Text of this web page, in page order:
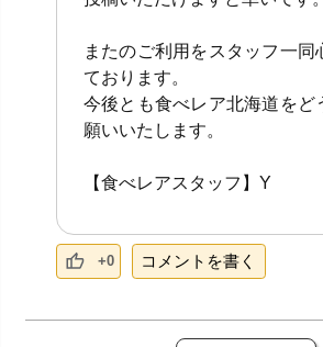
またのご利用をスタッフ一同
ております。
今後とも食べレア北海道をど
願いいたします。
【食べレアスタッフ】Y
+0 コメントを書く